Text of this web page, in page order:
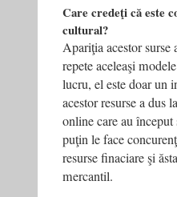
Care credeţi că este
cultural?
Apariţia acestor surse
repete aceleaşi
lucru, el este doar un
acestor resurse a dus
online care au
puţin le face
resurse finaciare şi
mercantil.